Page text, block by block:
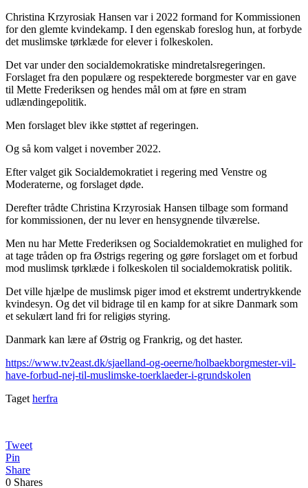
Christina Krzyrosiak Hansen var i 2022 formand for Kommissionen
for den glemte kvindekamp. I den egenskab foreslog hun, at forbyde
det muslimske tørklæde for elever i folkeskolen.
Det var under den socialdemokratiske mindretalsregeringen.
Forslaget fra den populære og respekterede borgmester var en gave
til Mette Frederiksen og hendes mål om at føre en stram
udlændingepolitik.
Men forslaget blev ikke støttet af regeringen.
Og så kom valget i november 2022.
Efter valget gik Socialdemokratiet i regering med Venstre og
Moderaterne, og forslaget døde.
Derefter trådte Christina Krzyrosiak Hansen tilbage som formand
for kommissionen, der nu lever en hensygnende tilværelse.
Men nu har Mette Frederiksen og Socialdemokratiet en mulighed for
at tage tråden op fra Østrigs regering og gøre forslaget om et forbud
mod muslimsk tørklæde i folkeskolen til socialdemokratisk politik.
Det ville hjælpe de muslimsk piger imod et ekstremt undertrykkende
kvindesyn. Og det vil bidrage til en kamp for at sikre Danmark som
et sekulært land fri for religiøs styring.
Danmark kan lære af Østrig og Frankrig, og det haster.
https://www.tv2east.dk/sjaelland-og-oeerne/holbaekborgmester-vil-
have-forbud-nej-til-muslimske-toerklaeder-i-grundskolen
Taget herfra
Tweet
Pin
Share
0 Shares